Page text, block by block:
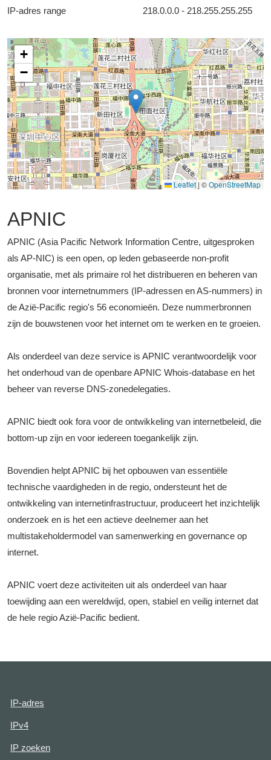
IP-adres range
218.0.0.0 - 218.255.255.255
+
−
Leaflet |©OpenStreetMap
APNIC
APNIC (Asia Pacific Network Information Centre, uitgesproken
als AP-NIC) is een open, op leden gebaseerde non-profit
organisatie, met als primaire rol het distribueren en beheren van
bronnen voor internetnummers (IP-adressen en AS-nummers) in
de Azië-Pacific regio's 56 economieën. Deze nummerbronnen
zijn de bouwstenen voor het internet om te werken en te groeien.
Als onderdeel van deze service is APNIC verantwoordelijk voor
het onderhoud van de openbare APNIC Whois-database en het
beheer van reverse DNS-zonedelegaties.
APNIC biedt ook fora voor de ontwikkeling van internetbeleid, die
bottom-up zijn en voor iedereen toegankelijk zijn.
Bovendien helpt APNIC bij het opbouwen van essentiële
technische vaardigheden in de regio, ondersteunt het de
ontwikkeling van internetinfrastructuur, produceert het inzichtelijk
onderzoek en is het een actieve deelnemer aan het
multistakeholdermodel van samenwerking en governance op
internet.
APNIC voert deze activiteiten uit als onderdeel van haar
toewijding aan een wereldwijd, open, stabiel en veilig internet dat
de hele regio Azië-Pacific bedient.
IP-adres
IPv4
IP zoeken